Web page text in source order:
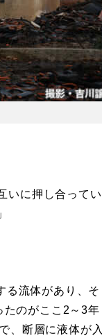
いに押し合ってい
る流体があり、そ
たのがここ2～3年
、断層に液体が入